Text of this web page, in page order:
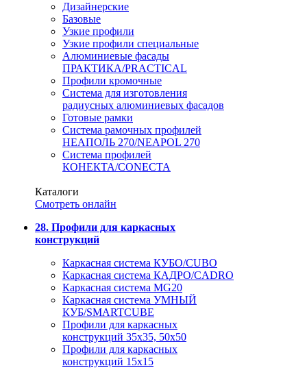
Дизайнерские
Базовые
Узкие профили
Узкие профили специальные
Алюминиевые фасады
ПРАКТИКА/PRACTICAL
Профили кромочные
Система для изготовления
радиусных алюминиевых фасадов
Готовые рамки
Система рамочных профилей
НЕАПОЛЬ 270/NEAPOL 270
Система профилей
КОНЕКТА/CONECTA
Каталоги
Смотреть онлайн
28. Профили для каркасных
конструкций
Каркасная система КУБО/CUBO
Каркасная система КАДРО/CADRO
Каркасная система MG20
Каркасная система УМНЫЙ
КУБ/SMARTCUBE
Профили для каркасных
конструкций 35x35, 50x50
Профили для каркасных
конструкций 15х15